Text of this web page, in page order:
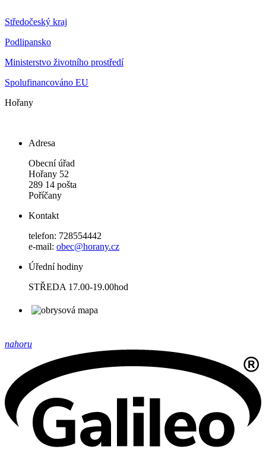
Středočeský kraj
Podlipansko
Ministerstvo životního prostředí
Spolufinancováno EU
Hořany
Adresa
Obecní úřad
Hořany 52
289 14 pošta
Poříčany
Kontakt
telefon: 728554442
e-mail: obec@horany.cz
Úřední hodiny
STŘEDA 17.00-19.00hod
nahoru